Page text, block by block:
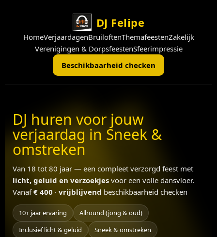
inhoud
DJ Felipe
HomeVerjaardagenBruiloftenThemafeestenZakelijk
Verenigingen & DorpsfeestenSfeerimpressie
Beschikbaarheid checken
DJ huren voor jouw
verjaardag in Sneek &
omstreken
Van 18 tot 80 jaar — een compleet verzorgd feest met
licht, geluid en verzoekjes voor een volle dansvloer.
Vanaf€ 400 · vrijblijvend beschikbaarheid checken
10+ jaar ervaring
Allround (jong & oud)
Inclusief licht & geluid
Sneek & omstreken